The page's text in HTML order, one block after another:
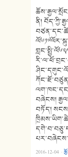
ནི།
བཞེངས།
བཏོད།
2016-12-04 ·